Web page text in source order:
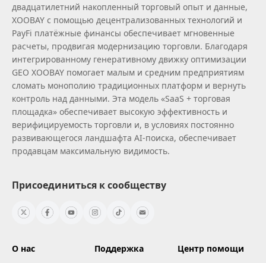
двадцатилетний накопленный торговый опыт и данные,
XOOBAY с помощью децентрализованных технологий и
PayFi платёжные финансы обеспечивает мгновенные
расчеты, продвигая модернизацию торговли. Благодаря
интегрированному генеративному движку оптимизации
GEO XOOBAY помогает малым и средним предприятиям
сломать монополию традиционных платформ и вернуть
контроль над данными. Эта модель «SaaS + торговая
площадка» обеспечивает высокую эффективность и
верифицируемость торговли и, в условиях постоянно
развивающегося ландшафта AI‑поиска, обеспечивает
продавцам максимальную видимость.
Присоединиться к сообществу
О нас Поддержка Центр помощи